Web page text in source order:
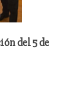
del 5 de